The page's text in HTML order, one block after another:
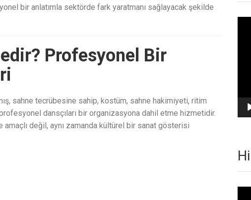
bir anlatımla sektörde fark yaratmanı sağlayacak şekilde
Profesyonel Bir
sahne tecrübesine sahip, kostüm, sahne hakimiyeti, ritim
dansçıları bir organizasyona dahil etme hizmetidir.
değil, aynı zamanda kültürel bir sanat gösterisi